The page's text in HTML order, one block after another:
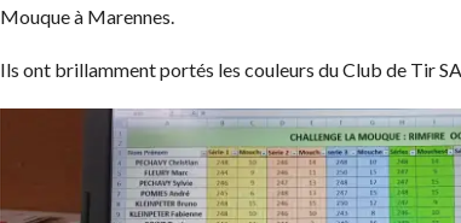
Mouque à Marennes.
Ils ont brillamment portés les couleurs du Club de Tir